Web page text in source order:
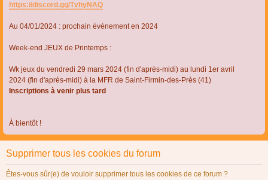
https://discord.gg/TvhyNAQ
Au 04/01/2024 : prochain évènement en 2024
Week-end JEUX de Printemps :
Wk jeux du vendredi 29 mars 2024 (fin d'après-midi) au lundi 1er avril
2024 (fin d'après-midi) à la MFR de Saint-Firmin-des-Près (41)
Inscriptions à venir plus tard
À bientôt !
Supprimer tous les cookies du forum
Êtes-vous sûr(e) de vouloir supprimer tous les cookies de ce forum ?